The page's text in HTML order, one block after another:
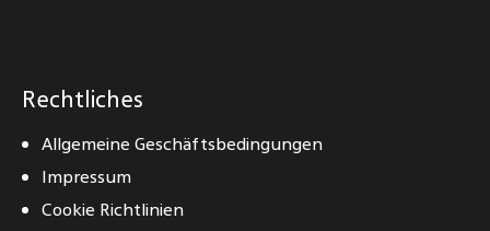
Rechtliches
Allgemeine Geschäftsbedingungen
Impressum
Cookie Richtlinien